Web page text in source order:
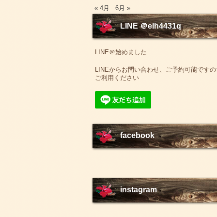
« 4月 6月 »
LINE ＠elh4431q
LINE＠始めました
LINEからお問い合わせ、ご予約可能です
ご利用ください
facebook
instagram